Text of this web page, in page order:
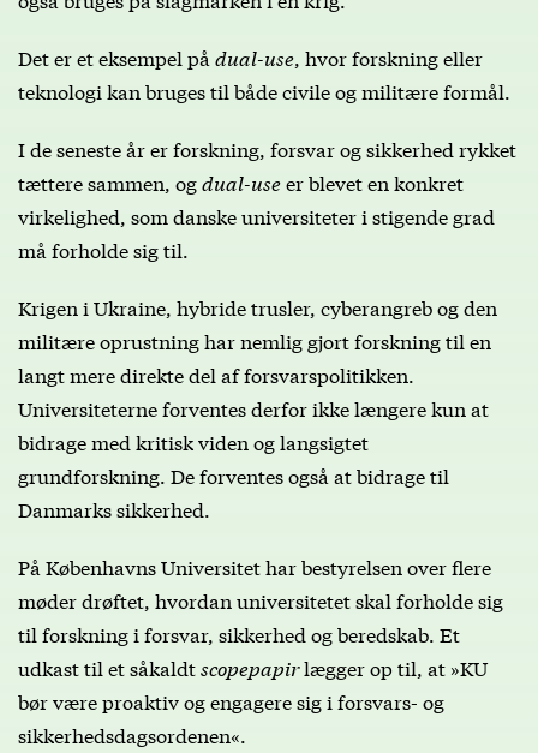
Det er et eksempel på dual-use, hvor forskning eller
teknologi kan bruges til både civile og militære formål.
I de seneste år er forskning, forsvar og sikkerhed rykket
tættere sammen, ogdual-useer blevet en konkret
virkelighed, som danske universiteter i stigende grad
må forholde sig til.
Krigen i Ukraine, hybride trusler, cyberangreb og den
militære oprustning har nemlig gjort forskning til en
langt mere direkte del af forsvarspolitikken.
Universiteterne forventes derfor ikke længere kun at
bidrage med kritisk viden og langsigtet
grundforskning. De forventes også at bidrage til
Danmarks sikkerhed.
På Københavns Universitet har bestyrelsen over flere
møder drøftet, hvordan universitetet skal forholde sig
til forskning i forsvar, sikkerhed og beredskab. Et
udkast til et såkaldtscopepapirlægger op til, at »KU
bør være proaktiv og engagere sig i forsvars- og
sikkerhedsdagsordenen«.